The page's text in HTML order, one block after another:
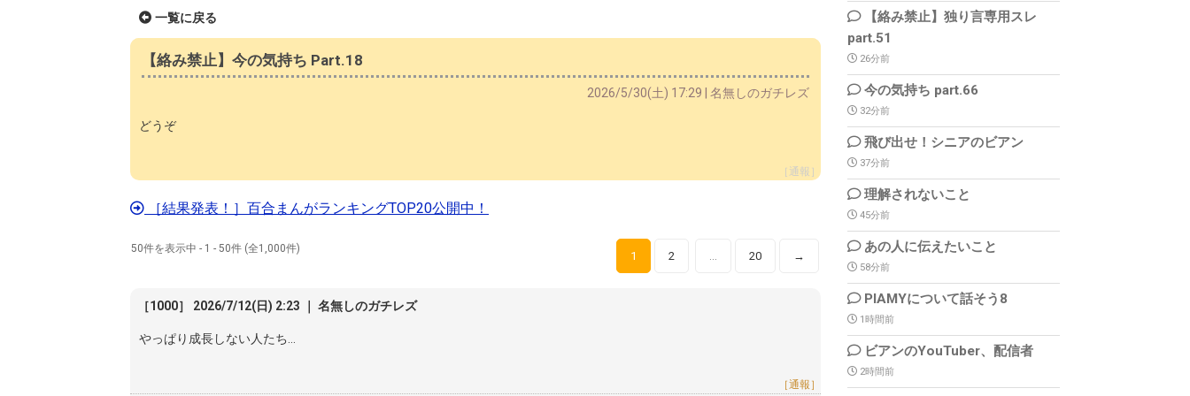
一覧に戻る
【絡み禁止】今の気持ち Part.18
2026/5/30(土) 17:29 | 名無しのガチレズ
どうぞ
［通報］
［結果発表！］百合まんがランキングTOP20公開中！
50件を表示中 - 1 - 50件 (全1,000件)
1 2 … 20 →
［1000］ 2026/7/12(日) 2:23 ｜ 名無しのガチレズ
やっぱり成長しない人たち…
［通報］
【絡み禁止】独り言専用スレ
part.51
26分前
今の気持ち part.66
32分前
飛び出せ！シニアのビアン
37分前
理解されないこと
45分前
あの人に伝えたいこと
58分前
PIAMYについて話そう8
1時間前
ビアンのYouTuber、配信者
2時間前